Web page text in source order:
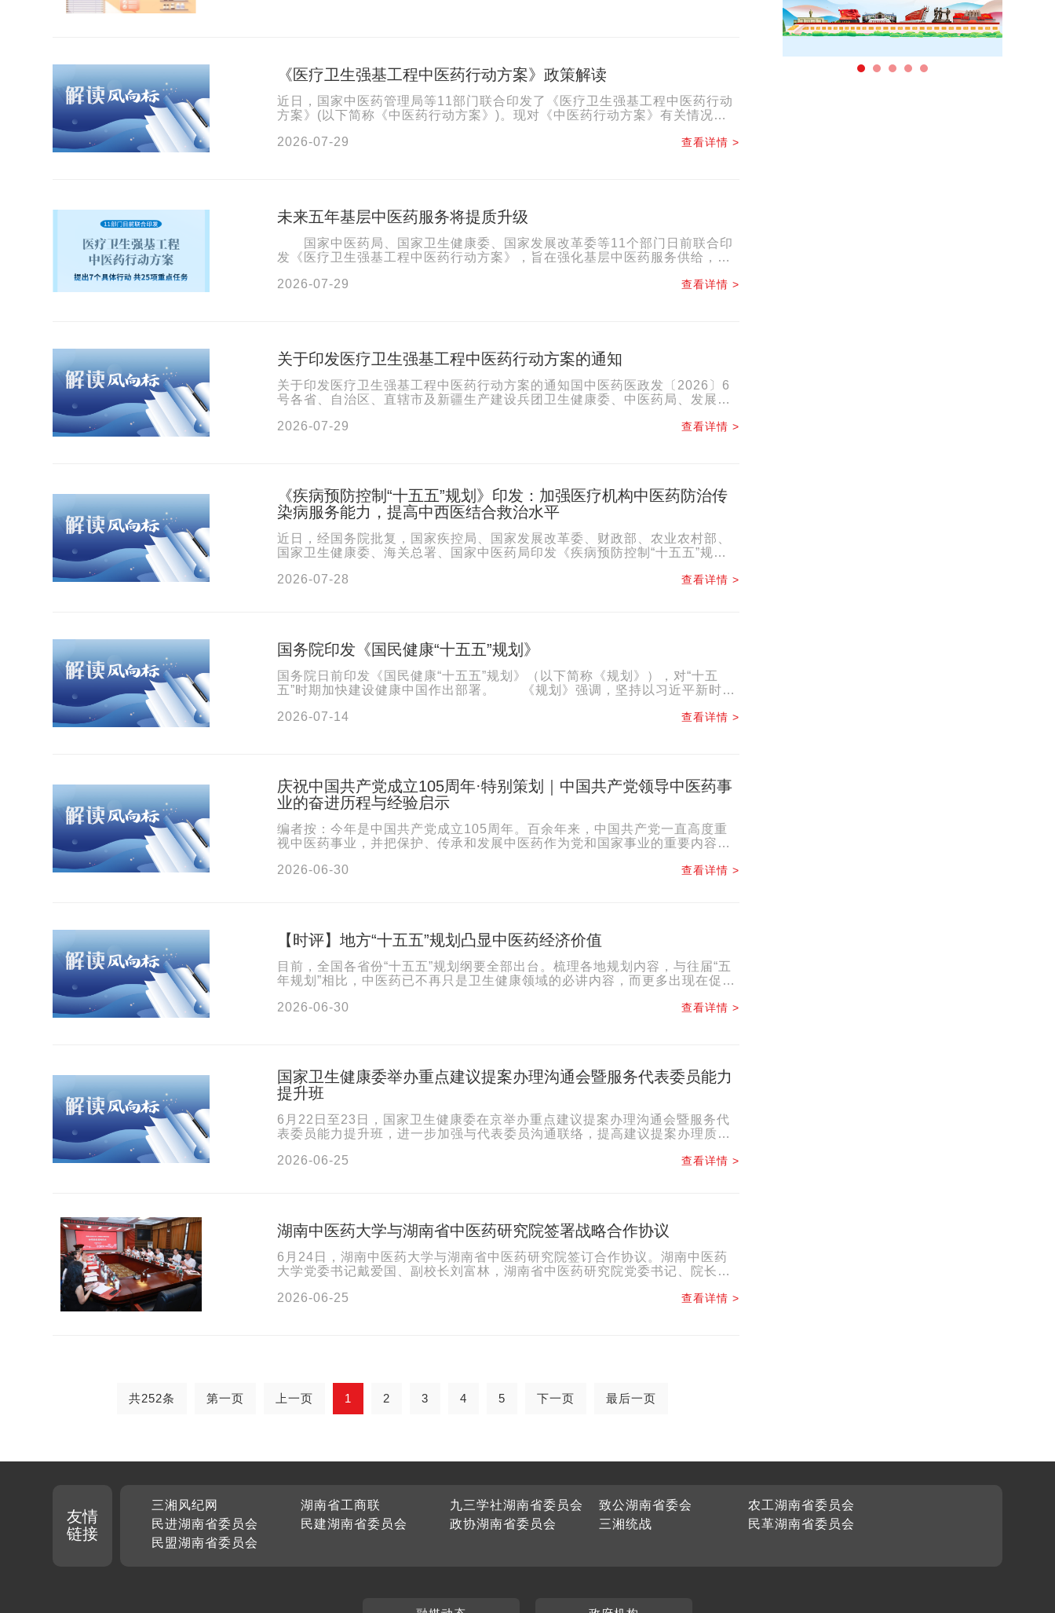
《医疗卫生强基工程中医药行动方案》政策解读
近日，国家中医药管理局等11部门联合印发了《医疗卫生强基工程中医药行动
方案》(以下简称《中医药行动方案》)。现对《中医药行动方案》有关情况解
2026-07-29
查看详情 >
未来五年基层中医药服务将提质升级
国家中医药局、国家卫生健康委、国家发展改革委等11个部门日前联合印
发《医疗卫生强基工程中医药行动方案》，旨在强化基层中医药服务供给，提
2026-07-29
查看详情 >
关于印发医疗卫生强基工程中医药行动方案的通知
关于印发医疗卫生强基工程中医药行动方案的通知国中医药医政发〔2026〕6
号各省、自治区、直辖市及新疆生产建设兵团卫生健康委、中医药局、发展改
2026-07-29
查看详情 >
《疾病预防控制“十五五”规划》印发：加强医疗机构中医药防治传
染病服务能力，提高中西医结合救治水平
近日，经国务院批复，国家疾控局、国家发展改革委、财政部、农业农村部、
国家卫生健康委、海关总署、国家中医药局印发《疾病预防控制“十五五”规
2026-07-28
查看详情 >
国务院印发《国民健康“十五五”规划》
国务院日前印发《国民健康“十五五”规划》（以下简称《规划》），对“十五
五”时期加快建设健康中国作出部署。 《规划》强调，坚持以习近平新时代
2026-07-14
查看详情 >
庆祝中国共产党成立105周年·特别策划｜中国共产党领导中医药事
业的奋进历程与经验启示
编者按：今年是中国共产党成立105周年。百余年来，中国共产党一直高度重
视中医药事业，并把保护、传承和发展中医药作为党和国家事业的重要内容，
2026-06-30
查看详情 >
【时评】地方“十五五”规划凸显中医药经济价值
目前，全国各省份“十五五”规划纲要全部出台。梳理各地规划内容，与往届“五
年规划”相比，中医药已不再只是卫生健康领域的必讲内容，而更多出现在促进
2026-06-30
查看详情 >
国家卫生健康委举办重点建议提案办理沟通会暨服务代表委员能力
提升班
6月22日至23日，国家卫生健康委在京举办重点建议提案办理沟通会暨服务代
表委员能力提升班，进一步加强与代表委员沟通联络，提高建议提案办理质
2026-06-25
查看详情 >
湖南中医药大学与湖南省中医药研究院签署战略合作协议
6月24日，湖南中医药大学与湖南省中医药研究院签订合作协议。湖南中医药
大学党委书记戴爱国、副校长刘富林，湖南省中医药研究院党委书记、院长刘
2026-06-25
查看详情 >
共252条 第一页 上一页 1 2 3 4 5 下一页 最后一页
友情
链接
三湘风纪网 湖南省工商联 九三学社湖南省委员会 致公湖南省委会
农工湖南省委员会
民进湖南省委员会
民建湖南省委员会 政协湖南省委员会 三湘统战
民革湖南省委员会
民盟湖南省委员会